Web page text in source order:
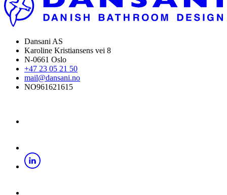
Dansani AS
Karoline Kristiansens vei 8
N-0661 Oslo
+47 23 05 21 50
mail@dansani.no
NO961621615